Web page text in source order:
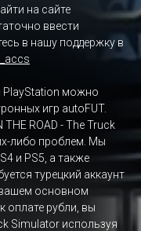
на сайте
ввести
в нашу поддержку в
PlayStation можно
игр autoFUT.
ROAD - The Truck
либо проблем. Мы
и PS5, а также
турецкий аккаунт
основном
оплате рубли, вы
Simulator используя